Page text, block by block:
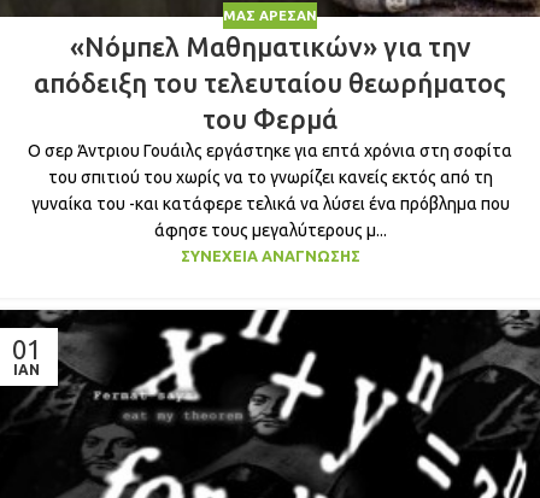
ΜΑΣ ΆΡΕΣΑΝ
«Νόμπελ Μαθηματικών» για την
απόδειξη του τελευταίου θεωρήματος
του Φερμά
Ο σερ Άντριου Γουάιλς εργάστηκε για επτά χρόνια στη σοφίτα
του σπιτιού του χωρίς να το γνωρίζει κανείς εκτός από τη
γυναίκα του -και κατάφερε τελικά να λύσει ένα πρόβλημα που
άφησε τους μεγαλύτερους μ...
ΣΥΝΈΧΕΙΑ ΑΝΆΓΝΩΣΗΣ
01
ΙΑΝ